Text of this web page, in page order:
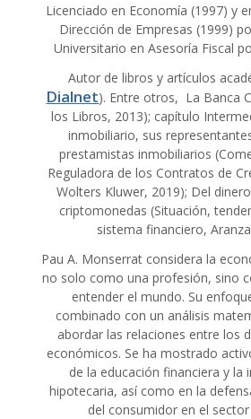
Licenciado en Economía (1997) y
Dirección de Empresas (1999)
Universitario en Asesoría Fiscal
Autor de libros y artículos
Dialnet). Entre otros, La Banca
los Libros, 2013); capítulo
inmobiliario, sus
prestamistas inmobiliarios
Reguladora de los Contratos de
Wolters Kluwer, 2019); Del
criptomonedas (Situación,
sistema financiero,
Pau A. Monserrat considera la
no solo como una profesión, sino
entender el mundo. Su
combinado con un análisis
abordar las relaciones entre los
económicos. Se ha mostrado
de la educación financiera y la
hipotecaria, así como en la
del consumidor en el